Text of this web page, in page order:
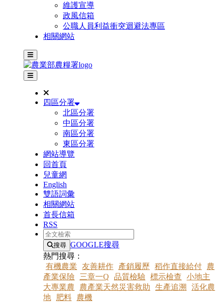
維護宣導
政風信箱
公職人員利益衝突迴避法專區
相關網站
主選單
其他網站選單
四區分署
北區分署
中區分署
南區分署
東區分署
網站導覽
回首頁
兒童網
English
雙語詞彙
相關網站
首長信箱
RSS
全文檢索
搜尋 GOOGLE搜尋
熱門搜尋：
有機農業
友善耕作 產銷履歷 稻作直接給付
農
產業保險
三章一Q 品質檢驗 標示檢查
小地主
大專業農
農產業天然災害救助 生產追溯
活化農
地
肥料 農機